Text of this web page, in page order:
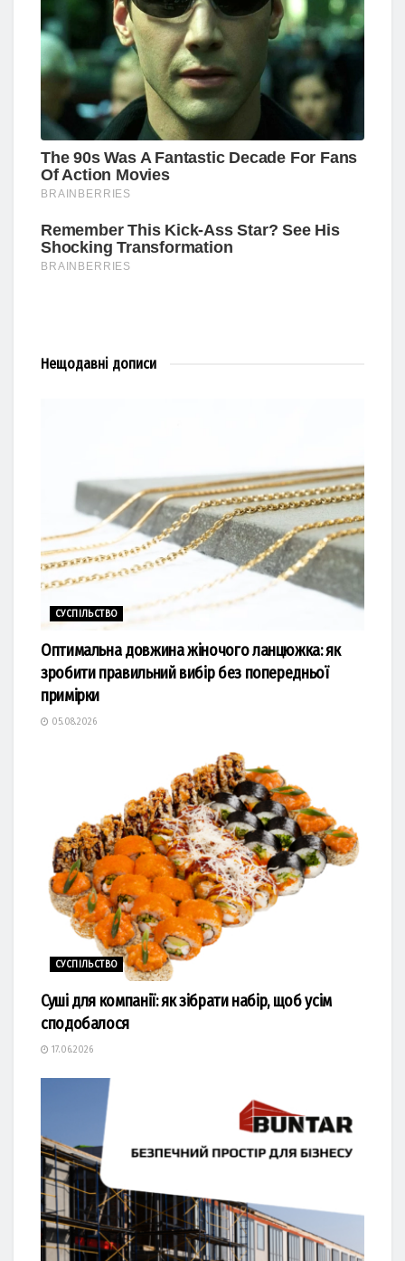
Нещодавні дописи
СУСПІЛЬСТВО
Оптимальна довжина жіночого ланцюжка: як
зробити правильний вибір без попередньої
примірки
05.08.2026
СУСПІЛЬСТВО
Суші для компанії: як зібрати набір, щоб усім
сподобалося
17.06.2026